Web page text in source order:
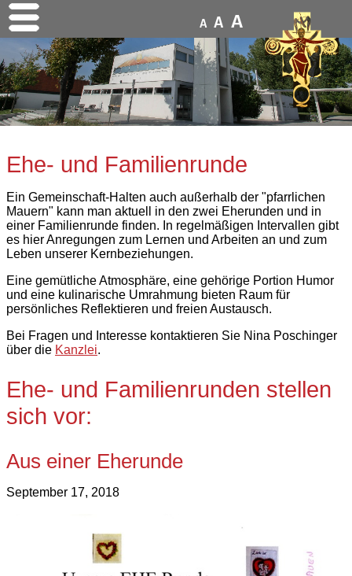
A A A
Ehe- und Familienrunde
Ein Gemeinschaft-Halten auch außerhalb der "pfarrlichen
Mauern" kann man aktuell in den zwei Eherunden und in
einer Familienrunde finden. In regelmäßigen Intervallen gibt
es hier Anregungen zum Lernen und Arbeiten an und zum
Leben unserer Kernbeziehungen.
Eine gemütliche Atmosphäre, eine gehörige Portion Humor
und eine kulinarische Umrahmung bieten Raum für
persönliches Reflektieren und freien Austausch.
Bei Fragen und Interesse kontaktieren Sie Nina Poschinger
über die Kanzlei.
Ehe- und Familienrunden stellen
sich vor:
Aus einer Eherunde
September 17, 2018